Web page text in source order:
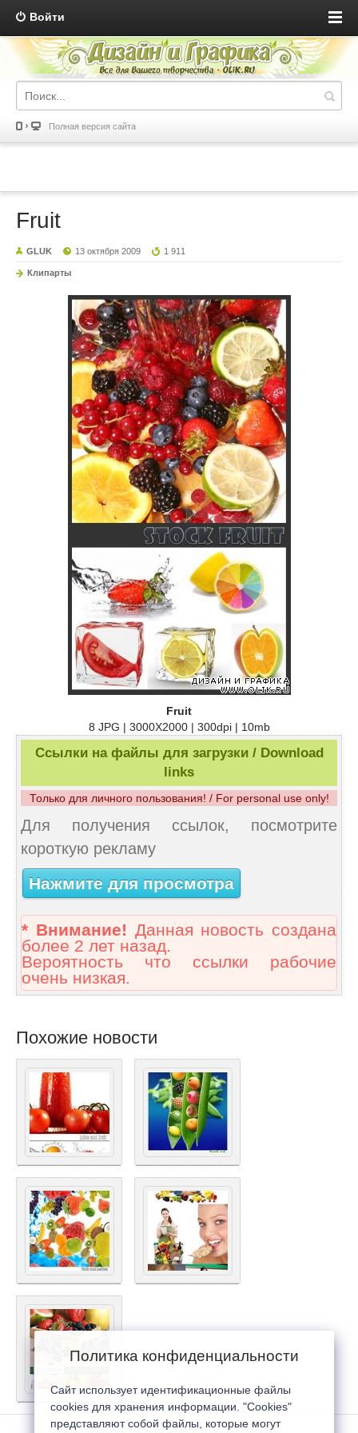
Войти
Полная версия сайта
Fruit
GLUK 13 октября 2009 1 911
Клипарты
Fruit
8 JPG | 3000X2000 | 300dpi | 10mb
Ссылки на файлы для загрузки / Download
links
Только для личного пользования! / For personal use only!
Для получения ссылок, посмотрите
короткую рекламу
Нажмите для просмотра
* Внимание! Данная новость создана
более 2 лет назад.
Вероятность что ссылки рабочие
очень низкая.
Похожие новости
Политика конфиденциальности
Сайт использует идентификационные файлы
cookies для хранения информации. "Cookies"
представляют собой файлы, которые могут